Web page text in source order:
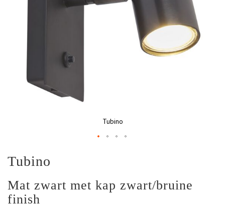
Tubino
Mat zwart met kap zwart/bruine
finish
Tubino
naar
begin
van
de